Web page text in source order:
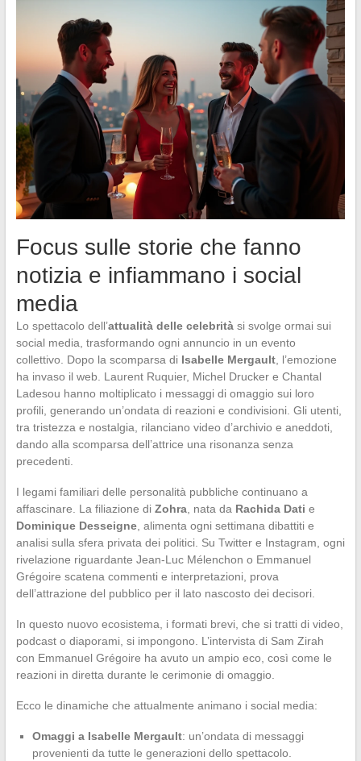
Focus sulle storie che fanno
notizia e infiammano i social
media
Lo spettacolo dell’attualità delle celebritàsi svolge ormai sui
social media, trasformando ogni annuncio in un evento
collettivo. Dopo la scomparsa di Isabelle Mergault, l’emozione
ha invaso il web. Laurent Ruquier, Michel Drucker e Chantal
Ladesou hanno moltiplicato i messaggi di omaggio sui loro
profili, generando un’ondata di reazioni e condivisioni. Gli utenti,
tra tristezza e nostalgia, rilanciano video d’archivio e aneddoti,
dando alla scomparsa dell’attrice una risonanza senza
precedenti.
I legami familiari delle personalità pubbliche continuano a
affascinare. La filiazione di Zohra, nata da Rachida Dati e
Dominique Desseigne, alimenta ogni settimana dibattiti e
analisi sulla sfera privata dei politici. Su Twitter e Instagram, ogni
rivelazione riguardante Jean-Luc Mélenchon o Emmanuel
Grégoire scatena commenti e interpretazioni, prova
dell’attrazione del pubblico per il lato nascosto dei decisori.
In questo nuovo ecosistema, i formati brevi, che si tratti di video,
podcast o diaporami, si impongono. L’intervista di Sam Zirah
con Emmanuel Grégoire ha avuto un ampio eco, così come le
reazioni in diretta durante le cerimonie di omaggio.
Ecco le dinamiche che attualmente animano i social media:
Omaggi a Isabelle Mergault: un’ondata di messaggi
provenienti da tutte le generazioni dello spettacolo.